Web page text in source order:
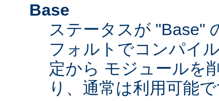
Base
ステータスが "Base"
フォルトでコンパイ
定から モジュールを
り、通常は利用可能